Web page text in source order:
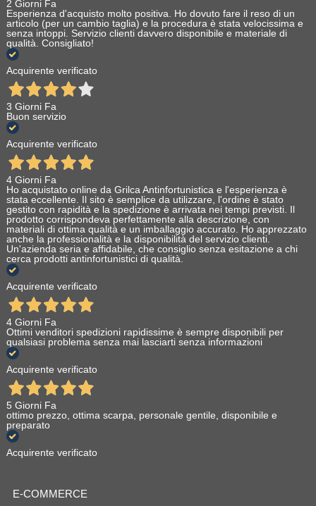
2 Giorni Fa
Esperienza d'acquisto molto positiva. Ho dovuto fare il reso di un
articolo (per un cambio taglia) e la procedura è stata velocissima e
senza intoppi. Servizio clienti davvero disponibile e materiale di
qualità. Consigliato!
Acquirente verificato
3 Giorni Fa
Buon servizio
Acquirente verificato
4 Giorni Fa
Ho acquistato online da Grilca Antinfortunistica e l'esperienza è
stata eccellente. Il sito è semplice da utilizzare, l'ordine è stato
gestito con rapidità e la spedizione è arrivata nei tempi previsti. Il
prodotto corrispondeva perfettamente alla descrizione, con
materiali di ottima qualità e un imballaggio accurato. Ho apprezzato
anche la professionalità e la disponibilità del servizio clienti.
Un'azienda seria e affidabile, che consiglio senza esitazione a chi
cerca prodotti antinfortunistici di qualità.
Acquirente verificato
4 Giorni Fa
Ottimi venditori spedizioni rapidissime è sempre disponibili per
qualsiasi problema senza mai lasciarti senza informazioni
Acquirente verificato
5 Giorni Fa
ottimo prezzo, ottima scarpa, personale gentile, disponibile e
preparato
Acquirente verificato
E-COMMERCE